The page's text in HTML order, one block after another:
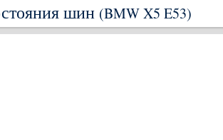
шин (BMW X5 E53)